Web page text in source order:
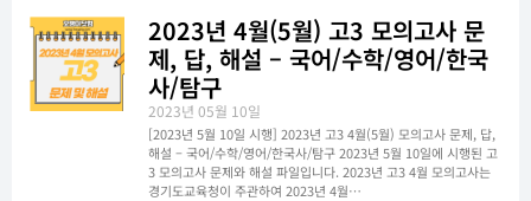
2023년 4월(5월) 고3 모의고사 문
제, 답, 해설 – 국어/수학/영어/한국
사/탐구
2023년 05월 10일
[2023년 5월 10일 시행] 2023년 고3 4월(5월) 모의고사 문제, 답,
해설 – 국어/수학/영어/한국사/탐구 2023년 5월 10일에 시행된 고
3 모의고사 문제와 해설 파일입니다. 2023년 고3 4월 모의고사는
경기도교육청이 주관하여 2023년 4월…